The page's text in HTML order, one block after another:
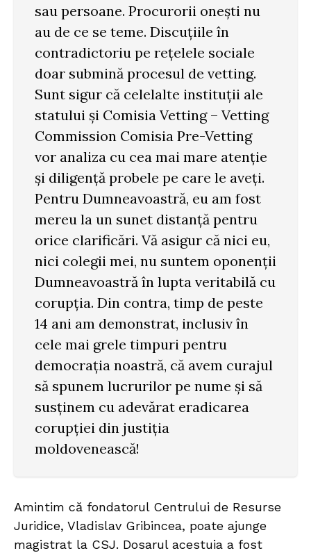
sau persoane. Procurorii onești nu
au de ce se teme. Discuțiile în
contradictoriu pe rețelele sociale
doar submină procesul de vetting.
Sunt sigur că celelalte instituții ale
statului și Comisia Vetting – Vetting
Commission Comisia Pre-Vetting
vor analiza cu cea mai mare atenție
și diligență probele pe care le aveți.
Pentru Dumneavoastră, eu am fost
mereu la un sunet distanță pentru
orice clarificări. Vă asigur că nici eu,
nici colegii mei, nu suntem oponenții
Dumneavoastră în lupta veritabilă cu
corupția. Din contra, timp de peste
14 ani am demonstrat, inclusiv în
cele mai grele timpuri pentru
democrația noastră, că avem curajul
să spunem lucrurilor pe nume și să
susținem cu adevărat eradicarea
corupției din justiția
moldovenească!
Amintim că fondatorul Centrului de Resurse
Juridice, Vladislav Gribincea, poate ajunge
magistrat la CSJ. Dosarul acestuia a fost